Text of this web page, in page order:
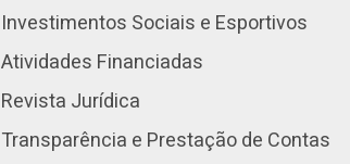
Investimentos Sociais e Esportivos
Atividades Financiadas
Revista Jurídica
Transparência e Prestação de Contas